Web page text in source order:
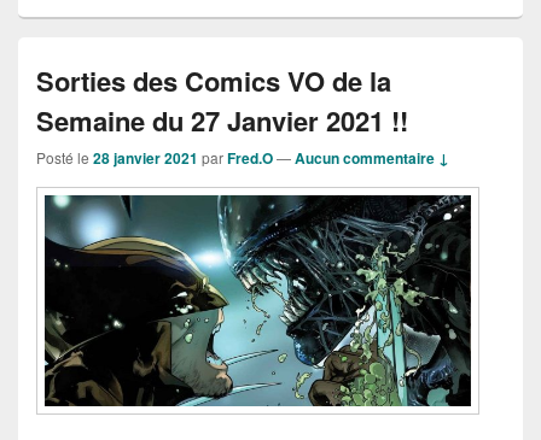
Sorties des Comics VO de la
Semaine du 27 Janvier 2021 !!
Posté le 28 janvier 2021 parFred.O—Aucun commentaire ↓